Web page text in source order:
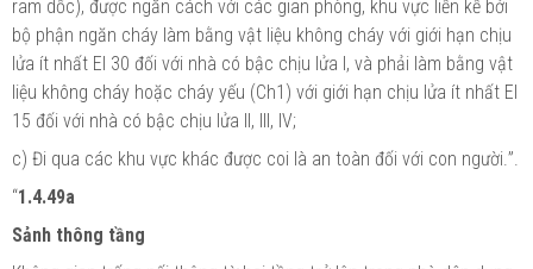
ram dốc), được ngăn cách với các gian phòng, khu vực liền kề bởi
bộ phận ngăn cháy làm bằng vật liệu không cháy với giới hạn chịu
lửa ít nhất El 30 đối với nhà có bậc chịu lửa I, và phải làm bằng vật
liệu không cháy hoặc cháy yếu (Ch1) với giới hạn chịu lửa ít nhất El
15 đối với nhà có bậc chịu lửa II, III, IV;
c) Đi qua các khu vực khác được coi là an toàn đối với con người. ”
“1.4.49a
Sảnh thông tầng